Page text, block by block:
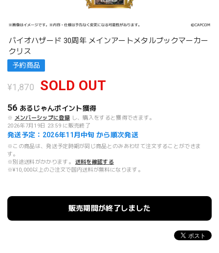
バイオハザード 30周年 メインアートメタルブックマーカー
クリス
予約商品
¥1,870 SOLD OUT
56 あるじゃんポイント獲得
※ メンバーシップに登録 し、購入をすると獲得できます。
2026年7月19日 23:59 に販売終了
発送予定：2026年11月中旬 から順次発送
※この商品は、発送予定時期が同じ商品とのみあわせて注文することができま
す。
※別途送料がかかります。
送料を確認する
※¥10,000以上のご注文で国内送料が無料になります。
販売期間が終了しました